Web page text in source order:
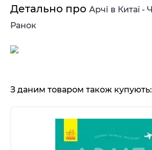
Детально про Арчі в Китаї -
Ранок
З даним товаром також купують: